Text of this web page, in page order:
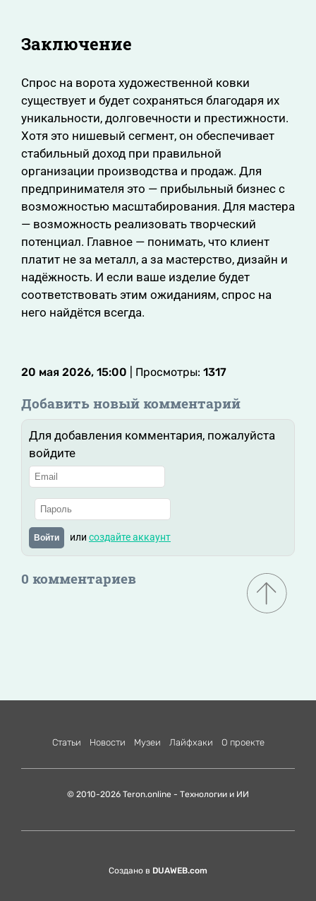
Заключение
Спрос на ворота художественной ковки
существует и будет сохраняться благодаря их
уникальности, долговечности и престижности.
Хотя это нишевый сегмент, он обеспечивает
стабильный доход при правильной
организации производства и продаж. Для
предпринимателя это — прибыльный бизнес с
возможностью масштабирования. Для мастера
— возможность реализовать творческий
потенциал. Главное — понимать, что клиент
платит не за металл, а за мастерство, дизайн и
надёжность. И если ваше изделие будет
соответствовать этим ожиданиям, спрос на
него найдётся всегда.
20 мая 2026, 15:00 | Просмотры: 1317
Добавить новый комментарий
Для добавления комментария, пожалуйста
войдите
Войти или создайте аккаунт
0 комментариев
Статьи Новости Музеи Лайфхаки О проекте
© 2010-2026 Teron.online - Технологии и ИИ
Создано в DUAWEB.com